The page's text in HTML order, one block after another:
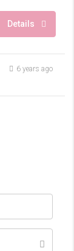
Details
6 years ago